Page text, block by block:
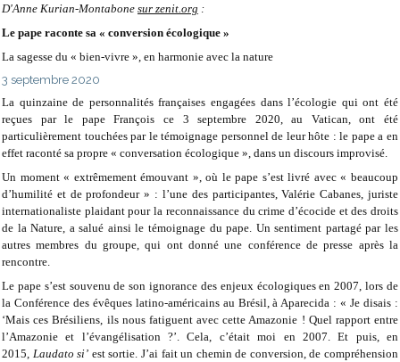
D'Anne Kurian-Montabone sur zenit.org :
Le pape raconte sa « conversion écologique »
La sagesse du « bien-vivre », en harmonie avec la nature
3 septembre 2020
La quinzaine de personnalités françaises engagées dans l’écologie qui ont été
reçues par le pape François ce 3 septembre 2020, au Vatican, ont été
particulièrement touchées par le témoignage personnel de leur hôte : le pape a en
effet raconté sa propre « conversation écologique », dans un discours improvisé.
Un moment « extrêmement émouvant », où le pape s’est livré avec « beaucoup
d’humilité et de profondeur » : l’une des participantes, Valérie Cabanes, juriste
internationaliste plaidant pour la reconnaissance du crime d’écocide et des droits
de la Nature, a salué ainsi le témoignage du pape. Un sentiment partagé par les
autres membres du groupe, qui ont donné une conférence de presse après la
rencontre.
Le pape s’est souvenu de son ignorance des enjeux écologiques en 2007, lors de
la Conférence des évêques latino-américains au Brésil, à Aparecida : « Je disais :
‘Mais ces Brésiliens, ils nous fatiguent avec cette Amazonie ! Quel rapport entre
l’Amazonie et l’évangélisation ?’. Cela, c’était moi en 2007. Et puis, en
2015, Laudato si’ est sortie. J’ai fait un chemin de conversion, de compréhension